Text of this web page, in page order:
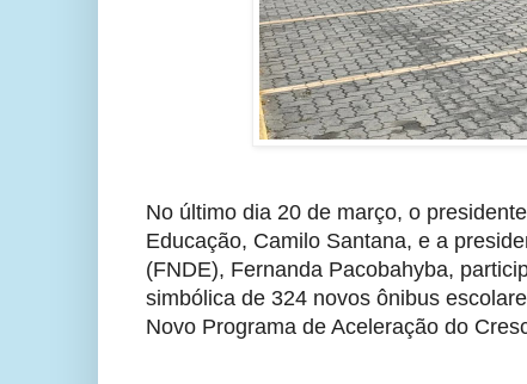
No último dia 20 de março, o
Educação, Camilo Santana, e a
(FNDE), Fernanda Pacobahyba,
simbólica de 324 novos ônibus
Novo Programa de Aceleração do